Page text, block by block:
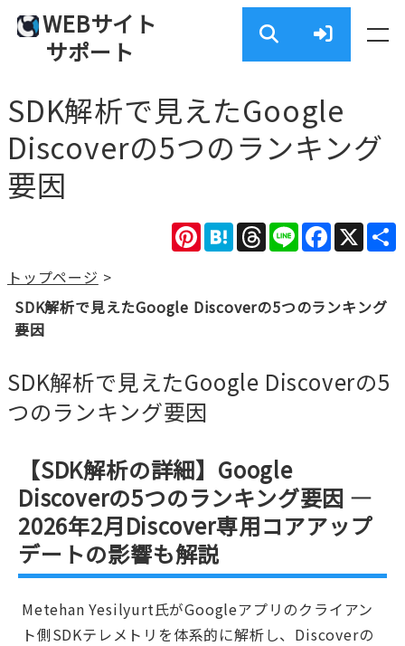
WEBサイト
サポート
SDK解析で見えたGoogle
Discoverの5つのランキング
要因
X
Facebook
Line
Threads
Hatena
Pinterest
トップページ >
SDK解析で見えたGoogle Discoverの5つのランキング
要因
SDK解析で見えたGoogle Discoverの5
つのランキング要因
【SDK解析の詳細】Google
Discoverの5つのランキング要因 —
2026年2月Discover専用コアアップ
デートの影響も解説
Metehan Yesilyurt氏がGoogleアプリのクライアン
ト側SDKテレメトリを体系的に解析し、Discoverの